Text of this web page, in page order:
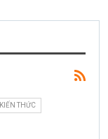
KIẾN THỨC